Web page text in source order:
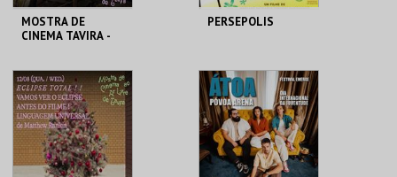
MOSTRA DE
CINEMA TAVIRA -
CLAUSTROS
CONVENTO CARMO
MAIS INFO
COMPRAR
PERSEPOLIS
CASA DO CINEMA
DE COIMBRA
MAIS INFO
COMPRAR